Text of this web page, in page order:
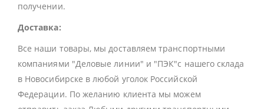
получении.
Доставка:
Все наши товары, мы доставляем транспортными
компаниями "Деловые линии" и "ПЭК"с нашего склада
в Новосибирске в любой уголок Российской
Федерации. По желанию клиента мы можем